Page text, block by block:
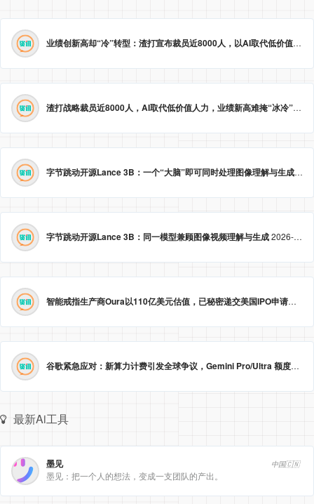
业绩创新高却“冷”转型：渣打宣布裁员近8000人，以AI取代低价值岗位
渣打战略裁员近8000人，AI取代低价值人力，业绩新高难掩“冰冷”转型。
字节跳动开源Lance 3B：一个“大脑”即可同时处理图像理解与生成
字节跳动开源Lance 3B：同一模型兼顾图像视频理解与生成2026-05-23 09:09:20
智能戒指生产商Oura以110亿美元估值，已秘密递交美国IPO申请。
谷歌紧急应对：新算力计费引发全球争议，Gemini Pro/Ultra 额度永久提升至3倍！
最新Ai工具
墨见 中国🇨🇳
墨见：把一个人的想法，变成一支团队的产出。